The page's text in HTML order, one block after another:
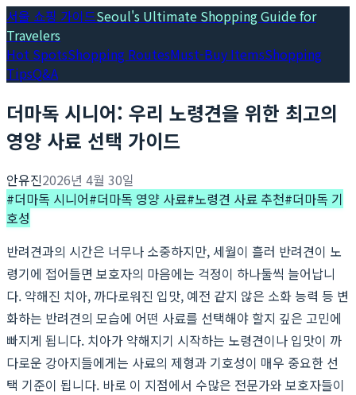
서울 쇼핑 가이드Seoul's Ultimate Shopping Guide for
Travelers
Hot SpotsShopping RoutesMust-Buy ItemsShopping
TipsQ&A
더마독 시니어: 우리 노령견을 위한 최고의
영양 사료 선택 가이드
안유진2026년 4월 30일
#더마독 시니어#더마독 영양 사료#노령견 사료 추천#더마독 기
호성
반려견과의 시간은 너무나 소중하지만, 세월이 흘러 반려견이 노
령기에 접어들면 보호자의 마음에는 걱정이 하나둘씩 늘어납니
다. 약해진 치아, 까다로워진 입맛, 예전 같지 않은 소화 능력 등 변
화하는 반려견의 모습에 어떤 사료를 선택해야 할지 깊은 고민에
빠지게 됩니다. 치아가 약해지기 시작하는 노령견이나 입맛이 까
다로운 강아지들에게는 사료의 제형과 기호성이 매우 중요한 선
택 기준이 됩니다. 바로 이 지점에서 수많은 전문가와 보호자들이